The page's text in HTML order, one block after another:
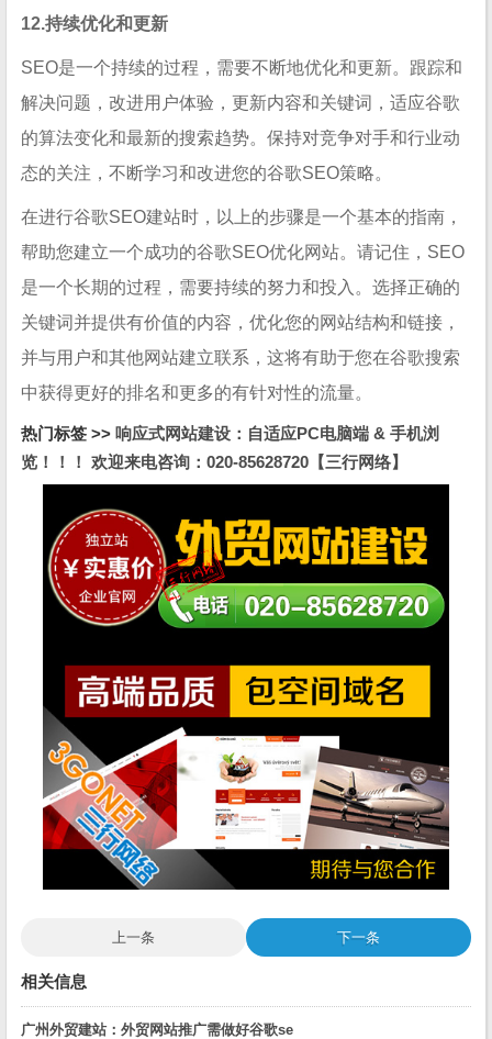
12.持续优化和更新
SEO是一个持续的过程，需要不断地优化和更新。跟踪和
解决问题，改进用户体验，更新内容和关键词，适应谷歌
的算法变化和最新的搜索趋势。保持对竞争对手和行业动
态的关注，不断学习和改进您的谷歌SEO策略。
在进行谷歌SEO建站时，以上的步骤是一个基本的指南，
帮助您建立一个成功的谷歌SEO优化网站。请记住，SEO
是一个长期的过程，需要持续的努力和投入。选择正确的
关键词并提供有价值的内容，优化您的网站结构和链接，
并与用户和其他网站建立联系，这将有助于您在谷歌搜索
中获得更好的排名和更多的有针对性的流量。
热门标签 >> 响应式网站建设：自适应PC电脑端 & 手机浏
览！！！ 欢迎来电咨询：020-85628720【三行网络】
上一条 下一条
相关信息
广州外贸建站：外贸网站推广需做好谷歌se